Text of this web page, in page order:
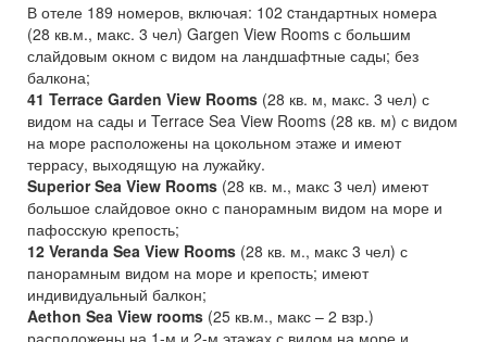
В отеле 189 номеров, включая: 102 cтандартных номера
(28 кв.м., макс. 3 чел) Gargen View Rooms с большим
слайдовым окном с видом на ландшафтные сады; без
балкона;
41 Terrace Garden View Rooms (28 кв. м, макс. 3 чел) с
видом на сады и Terrace Sea View Rooms (28 кв. м) с видом
на море расположены на цокольном этаже и имеют
террасу, выходящую на лужайку.
Superior Sea View Rooms (28 кв. м., макс 3 чел) имеют
большое слайдовое окно с панорамным видом на море и
пафосскую крепость;
12 Veranda Sea View Rooms (28 кв. м., макс 3 чел) с
панорамным видом на море и крепость; имеют
индивидуальный балкон;
Aethon Sea View rooms (25 кв.м., макс – 2 взр.)
расположены на 1-м и 2-м этажах с видом на море и